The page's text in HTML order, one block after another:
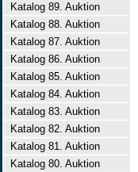
Katalog 89. Auktion
Katalog 88. Auktion
Katalog 87. Auktion
Katalog 86. Auktion
Katalog 85. Auktion
Katalog 84. Auktion
Katalog 83. Auktion
Katalog 82. Auktion
Katalog 81. Auktion
Katalog 80. Auktion